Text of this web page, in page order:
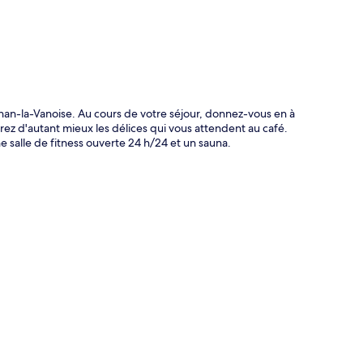
la-Vanoise. Au cours de votre séjour, donnez-vous en à
d'autant mieux les délices qui vous attendent au café.
de fitness ouverte 24 h/24 et un sauna.